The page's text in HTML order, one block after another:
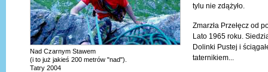
Nad Czarnym Stawem
(i to już jakieś 200 metrów "nad").
Tatry 2004
tylu nie zdążyło.
Zmarzła Przełęcz od
Lato 1965 roku.
Dolinki Pustej i
taternikiem...